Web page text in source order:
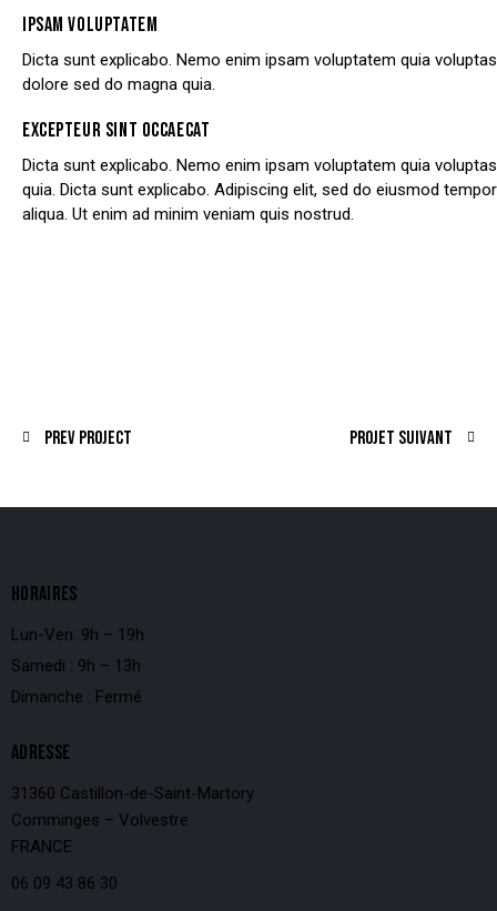
IPSAM VOLUPTATEM
Dicta sunt explicabo. Nemo enim ipsam voluptatem quia
dolore sed do magna quia.
EXCEPTEUR SINT OCCAECAT
Dicta sunt explicabo. Nemo enim ipsam voluptatem quia
quia. Dicta sunt explicabo. Adipiscing elit, sed do eiusmod
aliqua. Ut enim ad minim veniam quis nostrud.
Prev Project Projet suivant
HORAIRES
Lun-Ven: 9h – 19h
Samedi : 9h – 13h
Dimanche : Fermé
ADRESSE
31360 Castillon-de-Saint-Martory
Comminges – Volvestre
FRANCE
06 09 43 86 30